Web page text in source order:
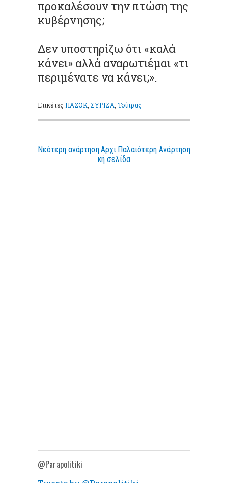
προκαλέσουν την πτώση της
κυβέρνησης;
Δεν υποστηρίζω ότι «καλά
κάνει» αλλά αναρωτιέμαι «τι
περιμένατε να κάνει;».
ΕτικέτεςΠΑΣΟΚ, ΣΥΡΙΖΑ, Τσίπρας
Νεότερη ανάρτηση Παλαιότερη Ανάρτηση
Αρχι
κή σελίδα
@Parapolitiki